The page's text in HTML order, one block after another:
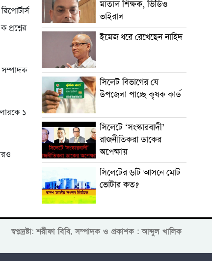
সম্পাদক
১
মাতাল শিক্ষক, ভিডিও
ভাইরাল
ইমেজ ধরে রেখেছেন নাহিদ
সিলেট বিভাগের যে
উপজেলা পাচ্ছে কৃষক কার্ড
সিলেটে ‘সংস্কারবাদী’
রাজনীতিকরা ডাকের
অপেক্ষায়
সিলেটের ৬টি আসনে মোট
ভোটার কত?
স্বপ্নদ্রষ্টা: শরীফা বিবি, সম্পাদক ও প্রকাশক : আব্দুল খালিক